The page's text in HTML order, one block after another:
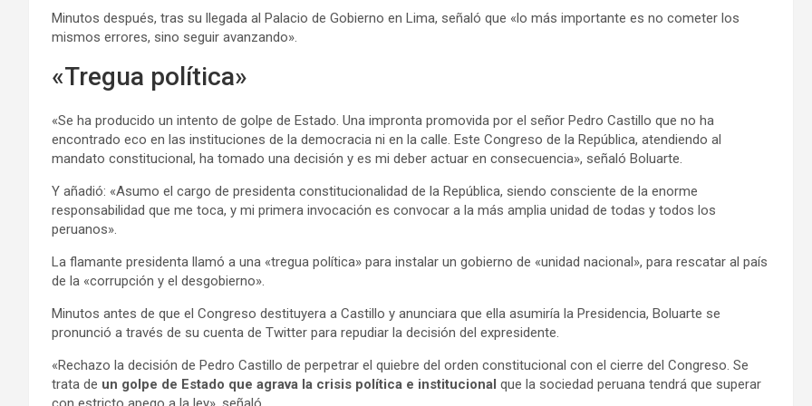
Minutos después, tras su llegada al Palacio de Gobierno en Lima, señaló que «lo más importante es no cometer los
mismos errores, sino seguir avanzando».
«Tregua política»
«Se ha producido un intento de golpe de Estado. Una impronta promovida por el señor Pedro Castillo que no ha
encontrado eco en las instituciones de la democracia ni en la calle. Este Congreso de la República, atendiendo al
mandato constitucional, ha tomado una decisión y es mi deber actuar en consecuencia», señaló Boluarte.
Y añadió: «Asumo el cargo de presidenta constitucionalidad de la República, siendo consciente de la enorme
responsabilidad que me toca, y mi primera invocación es convocar a la más amplia unidad de todas y todos los
peruanos».
La flamante presidenta llamó a una «tregua política» para instalar un gobierno de «unidad nacional», para rescatar al país
de la «corrupción y el desgobierno».
Minutos antes de que el Congreso destituyera a Castillo y anunciara que ella asumiría la Presidencia, Boluarte se
pronunció a través de su cuenta de Twitter para repudiar la decisión del expresidente.
«Rechazo la decisión de Pedro Castillo de perpetrar el quiebre del orden constitucional con el cierre del Congreso. Se
trata de un golpe de Estado que agrava la crisis política e institucional que la sociedad peruana tendrá que superar